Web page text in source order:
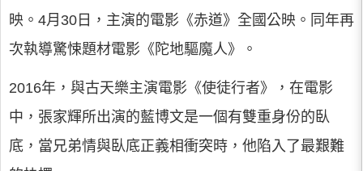
映。4月30日，主演的電影《赤道》全國公映。同年再
次執導驚悚題材電影《陀地驅魔人》。
2016年，與古天樂主演電影《使徒行者》，在電影
中，張家輝所出演的藍博文是一個有雙重身份的臥
底，當兄弟情與臥底正義相衝突時，他陷入了最艱難